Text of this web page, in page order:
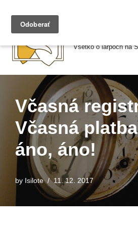
Preskočiť
Všetko o larpoch na
Včasná
Včasná
áno, áno!
by Isilote 11. 12. 2017